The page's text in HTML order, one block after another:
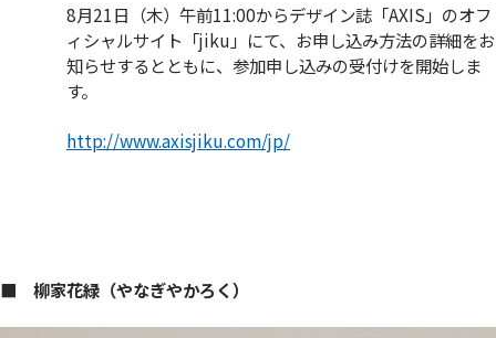
8月21日（木）午前11:00からデザイン誌「AXIS」のオフ
ィシャルサイト「jiku」にて、お申し込み方法の詳細をお
知らせするとともに、参加申し込みの受付けを開始しま
す。
http://www.axisjiku.com/jp/
■ 柳家花緑（やなぎやかろく）